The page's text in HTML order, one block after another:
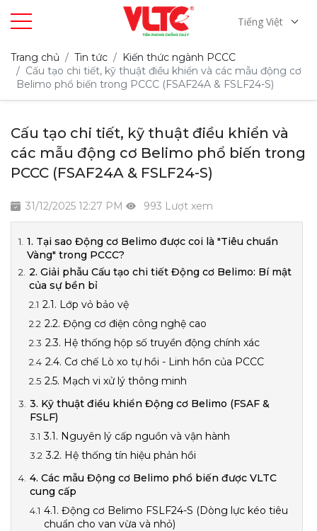
Tiếng Việt
Trang chủ Tin tức
Kiến thức ngành PCCC
Cấu tạo chi tiết, kỹ thuật điều khiển và các mẫu động cơ
Belimo phổ biến trong PCCC (FSAF24A & FSLF24-S)
Cấu tạo chi tiết, kỹ thuật điều khiển và
các mẫu động cơ Belimo phổ biến trong
PCCC (FSAF24A & FSLF24-S)
31/12/2025 12:27 PM 993 Lượt xem
1. Tại sao Động cơ Belimo được coi là "Tiêu chuẩn
Vàng" trong PCCC?
2. Giải phẫu Cấu tạo chi tiết Động cơ Belimo: Bí mật
của sự bền bỉ
2.1. Lớp vỏ bảo vệ
2.2. Động cơ điện công nghệ cao
2.3. Hệ thống hộp số truyền động chính xác
2.4. Cơ chế Lò xo tự hồi - Linh hồn của PCCC
2.5. Mạch vi xử lý thông minh
3. Kỹ thuật điều khiển Động cơ Belimo (FSAF &
FSLF)
3.1. Nguyên lý cấp nguồn và vận hành
3.2. Hệ thống tín hiệu phản hồi
4. Các mẫu Động cơ Belimo phổ biến được VLTC
cung cấp
4.1. Động cơ Belimo FSLF24-S (Dòng lực kéo tiêu
chuẩn cho van vừa và nhỏ)